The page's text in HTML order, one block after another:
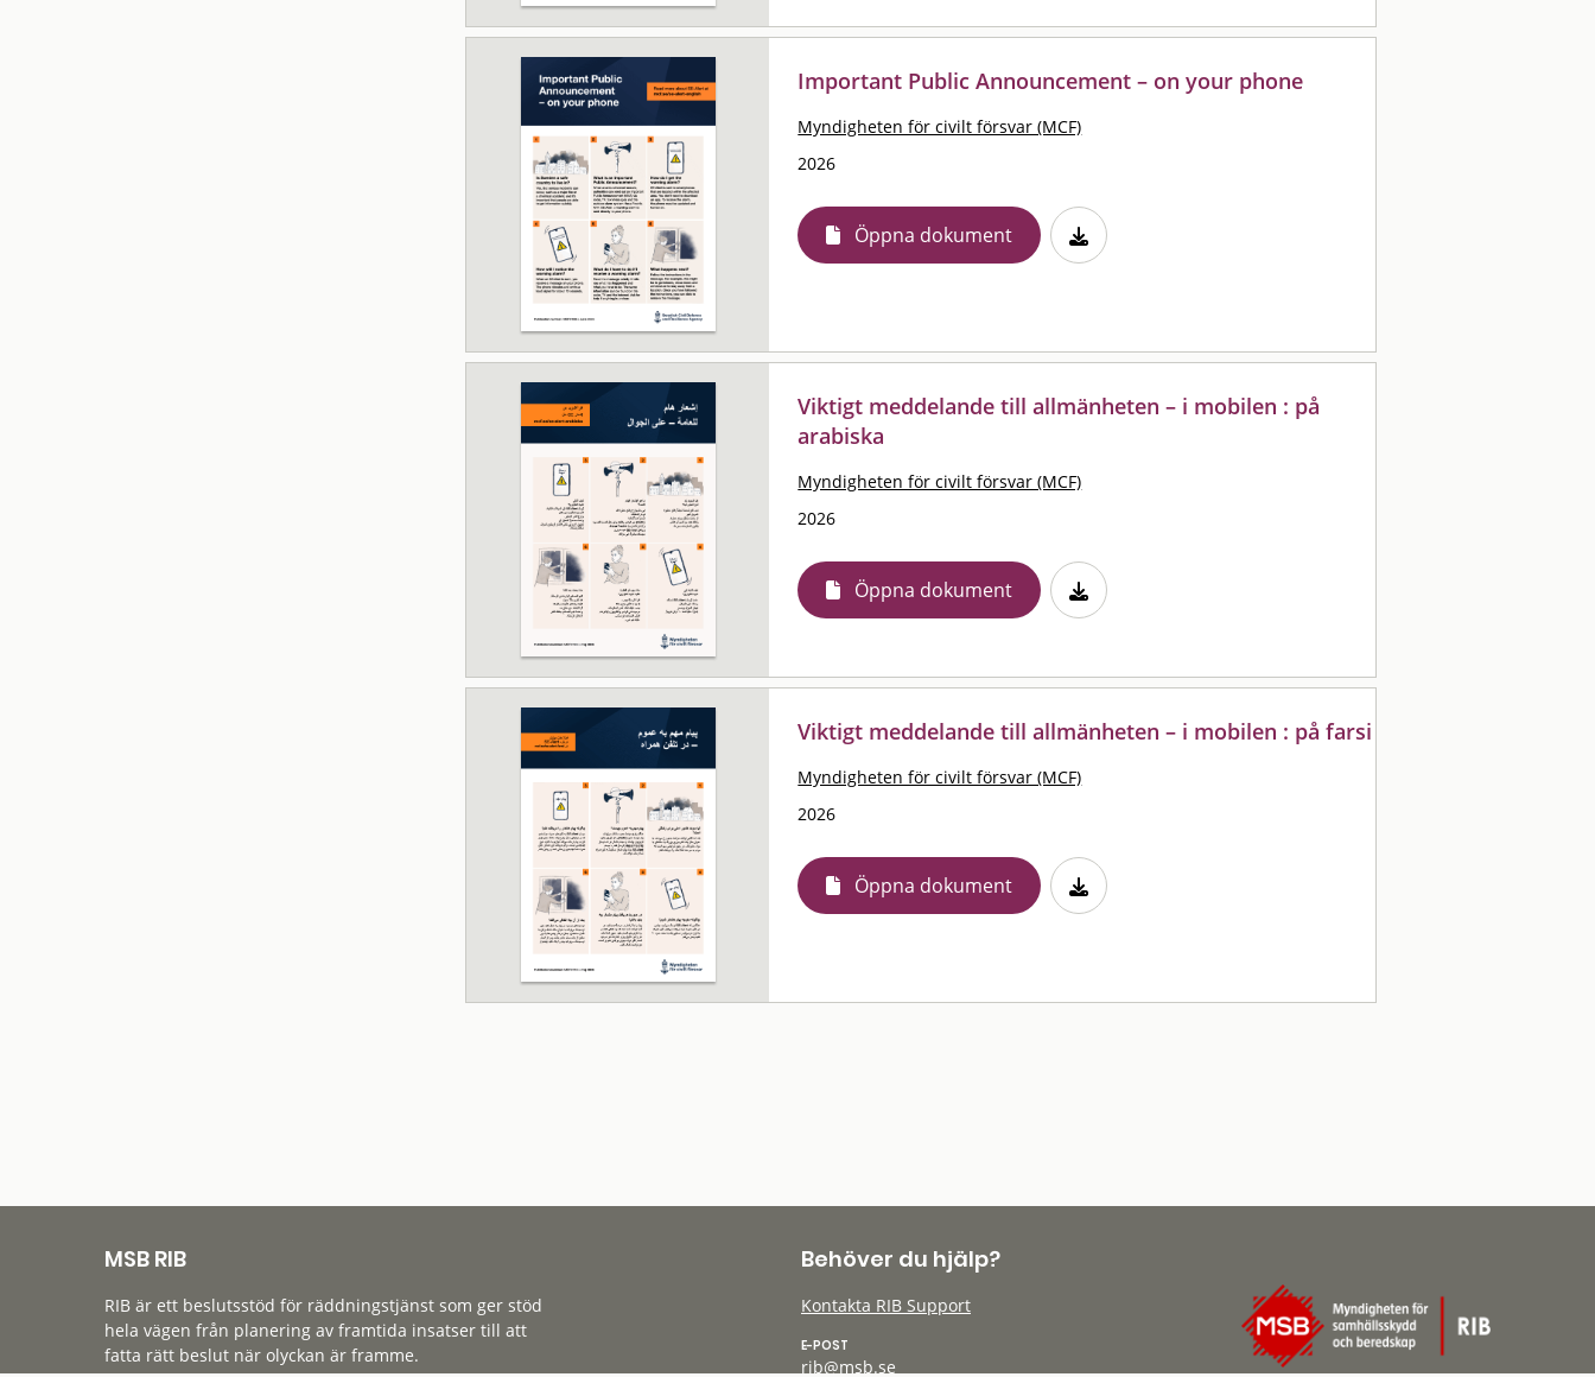
Important Public Announcement – on your phone
Myndigheten för civilt försvar (MCF)
2026
Öppna dokument
Viktigt meddelande till allmänheten – i mobilen : på
arabiska
Myndigheten för civilt försvar (MCF)
2026
Öppna dokument
Viktigt meddelande till allmänheten – i mobilen : på farsi
Myndigheten för civilt försvar (MCF)
2026
Öppna dokument
MSB RIB
RIB är ett beslutsstöd för räddningstjänst som ger stöd
hela vägen från planering av framtida insatser till att
fatta rätt beslut när olyckan är framme.
Behöver du hjälp?
Kontakta RIB Support
E-POST
rib@msb.se